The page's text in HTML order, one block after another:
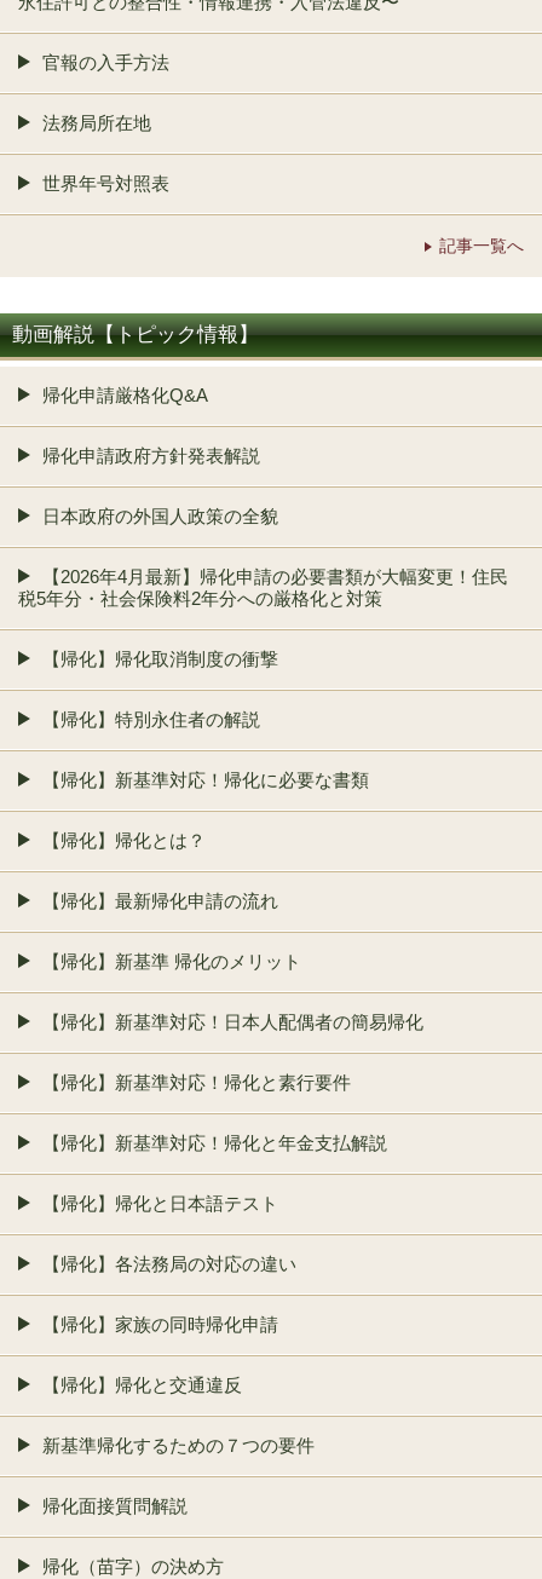
官報の入手方法
法務局所在地
世界年号対照表
記事一覧へ
動画解説【トピック情報】
帰化申請厳格化Q&A
帰化申請政府方針発表解説
日本政府の外国人政策の全貌
【2026年4月最新】帰化申請の必要書類が大幅変更！住民
税5年分・社会保険料2年分への厳格化と対策
【帰化】帰化取消制度の衝撃
【帰化】特別永住者の解説
【帰化】新基準対応！帰化に必要な書類
【帰化】帰化とは？
【帰化】最新帰化申請の流れ
【帰化】新基準 帰化のメリット
【帰化】新基準対応！日本人配偶者の簡易帰化
【帰化】新基準対応！帰化と素行要件
【帰化】新基準対応！帰化と年金支払解説
【帰化】帰化と日本語テスト
【帰化】各法務局の対応の違い
【帰化】家族の同時帰化申請
【帰化】帰化と交通違反
新基準帰化するための７つの要件
帰化面接質問解説
帰化（苗字）の決め方